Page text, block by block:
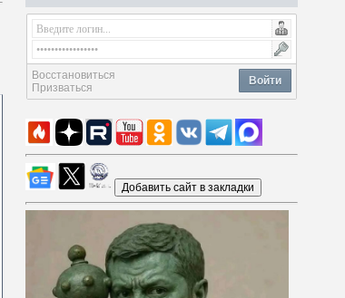
Войти
Восстановиться
Призваться